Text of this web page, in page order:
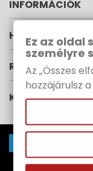
INFORMÁCIÓK
HÍRLEVÉL
RUPES
KÖVESS MINKET
Ez az oldal
személyre
Az „Összes
hozzájárulsz